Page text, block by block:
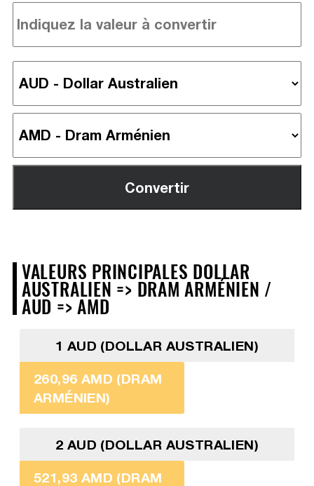
VALEURS PRINCIPALES DOLLAR
AUSTRALIEN => DRAM ARMÉNIEN /
AUD => AMD
1 AUD (DOLLAR AUSTRALIEN)
260,96 AMD (DRAM
ARMÉNIEN)
2 AUD (DOLLAR AUSTRALIEN)
521,93 AMD (DRAM